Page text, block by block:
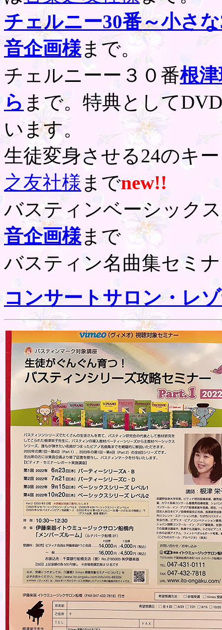
チェルニー30番～小さ
音企画様 まで。
チェルニーー３０番根
ら まで。特典として
います。
生徒変身させる24のキ
之友社様 までnew!!
バスティンベーシック
音企画様 まで
バスティン名曲集セミ
コンサートサロン・レ